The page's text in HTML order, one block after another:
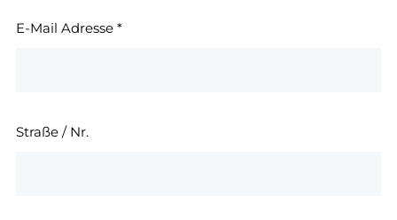
E-Mail Adresse *
Straße / Nr.